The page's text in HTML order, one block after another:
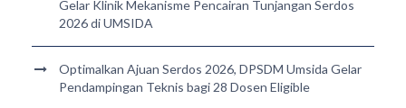
Gelar Klinik Mekanisme Pencairan Tunjangan Serdos
2026 di UMSIDA
Optimalkan Ajuan Serdos 2026, DPSDM Umsida Gelar
Pendampingan Teknis bagi 28 Dosen Eligible